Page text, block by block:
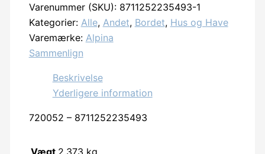
Laptop
Table
antal
Varenummer (SKU): 8711252235493-1
Kategorier: Alle, Andet, Bordet, Hus og Have
Varemærke: Alpina
Sammenlign
Beskrivelse
Yderligere information
720052 – 8711252235493